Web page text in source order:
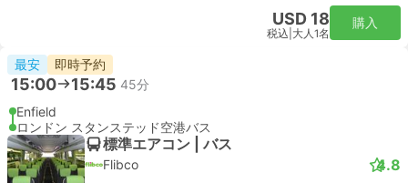
USD 32
税込 大人1名
購入
即時予約
19:36 20:24 48分
リバプールストリート駅, ロンドン
London Stansted Airport
スタンダード | 列車
Stansted Express